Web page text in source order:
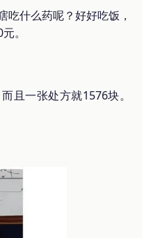
吃什么药呢？好好吃饭，
。
且一张处方就1576块。